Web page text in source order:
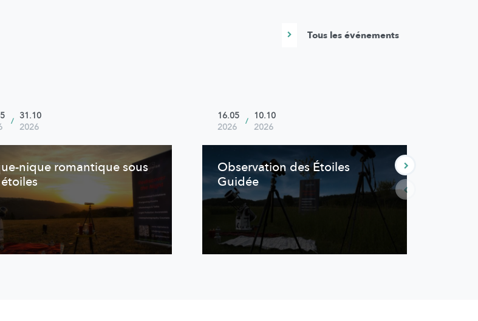
Tous les événements
/
31.10
2026
nique romantique sous
16.05
2026
/
10.10
2026
Observation des Étoiles
Guidée